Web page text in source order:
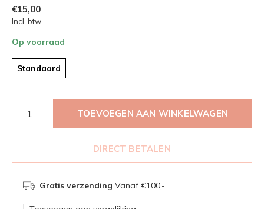
€15,00
Incl. btw
Op voorraad
Standaard
TOEVOEGEN AAN WINKELWAGEN
DIRECT BETALEN
Gratis verzending Vanaf €100,-